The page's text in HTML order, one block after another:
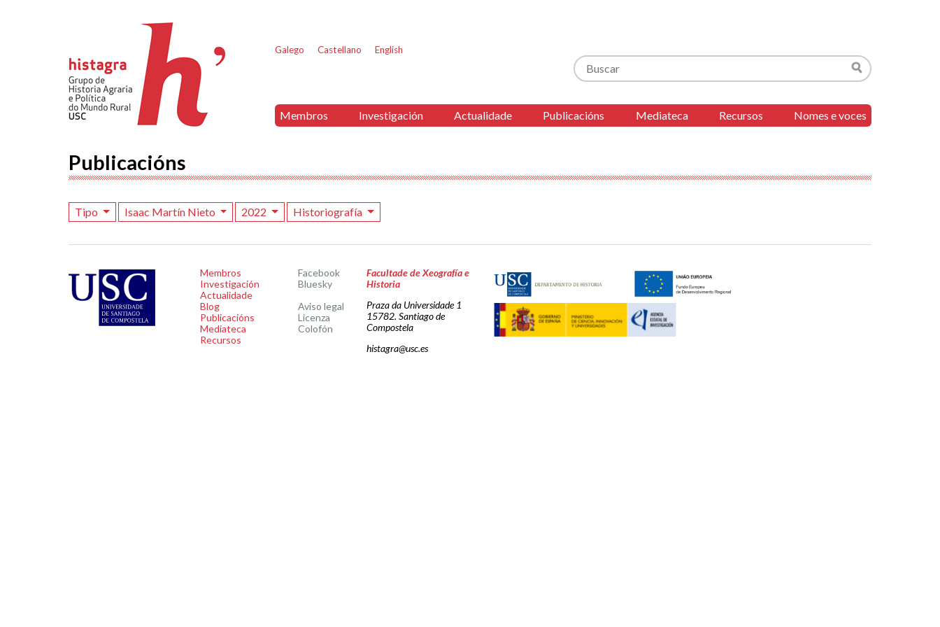
Galego Castellano English
Buscar
Buscar
Membros Investigación Actualidade Publicacións Mediateca Recursos Nomes e voces
Publicacións
Tipo Isaac Martín Nieto 2022 Historiografía
Membros
Investigación
Actualidade
Blog
Publicacións
Mediateca
Recursos
Facebook
Bluesky
Aviso legal
Licenza
Colofón
Facultade de Xeografía e
Historia
Praza da Universidade 1
15782. Santiago de
Compostela
histagra@usc.es